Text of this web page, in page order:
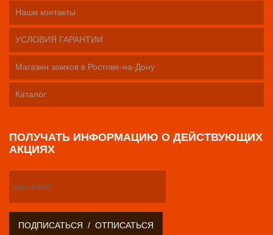
Наши контакты
УСЛОВИЯ ГАРАНТИИ
Магазин замков в Ростове-на-Дону
Каталог
ПОЛУЧАТЬ ИНФОРМАЦИЮ О ДЕЙСТВУЮЩИХ
АКЦИЯХ